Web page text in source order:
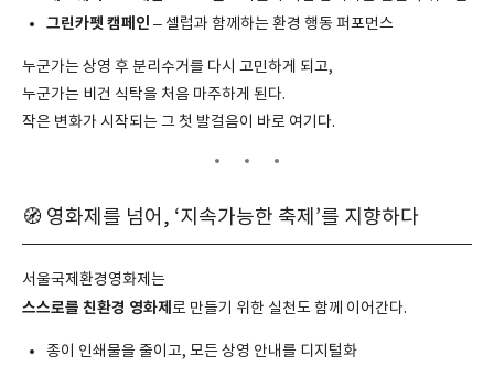
그린카펫 캠페인 – 셀럽과 함께하는 환경 행동 퍼포먼스
누군가는 상영 후 분리수거를 다시 고민하게 되고,
누군가는 비건 식탁을 처음 마주하게 된다.
작은 변화가 시작되는 그 첫 발걸음이 바로 여기다.
🧭 영화제를 넘어, ‘지속가능한 축제’를 지향하다
서울국제환경영화제는
스스로를 친환경 영화제 로 만들기 위한 실천도 함께 이어간다.
종이 인쇄물을 줄이고, 모든 상영 안내를 디지털화